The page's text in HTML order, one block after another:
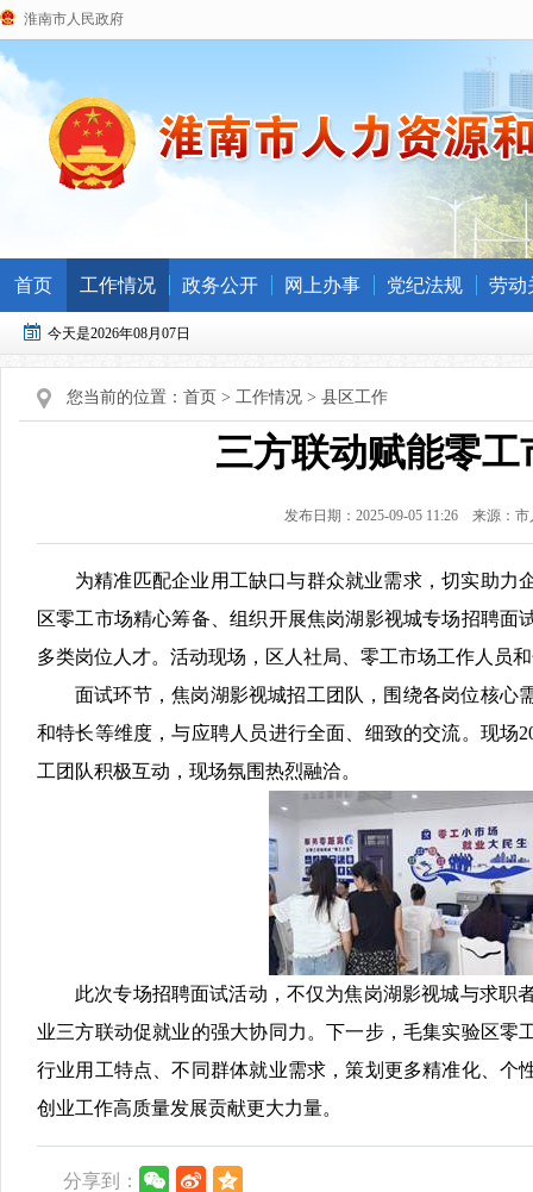
淮南市人民政府
首页 工作情况 政务公开 网上办事 党纪法规 劳动
今天是2026年08月07日
您当前的位置： 首页 > 工作情况 > 县区工作
三方联动赋能零
发布日期：2025-09-05 11:26 来源：市
为精准匹配企业用工缺口与群众就业需求，切实助力
区零工市场精心筹备、组织开展焦岗湖影视城专场招聘
多类岗位人才。活动现场，区人社局、零工市场工作人员
面试环节，焦岗湖影视城招工团队，围绕各岗位核心
和特长等维度，与应聘人员进行全面、细致的交流。现场
工团队积极互动，现场氛围热烈融洽。
此次专场招聘面试活动，不仅为焦岗湖影视城与求职
业三方联动促就业的强大协同力。下一步，毛集实验区
行业用工特点、不同群体就业需求，策划更多精准化、
创业工作高质量发展贡献更大力量。
分享到：